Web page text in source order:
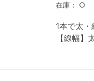
在庫：
○
1本で太・
【線幅】